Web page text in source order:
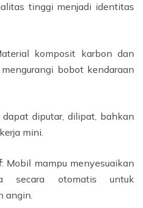
tinggi menjadi identitas
komposit karbon dan
bobot kendaraan
dapat diputar, dilipat, bahkan
mini.
: Mobil mampu menyesuaikan
secara otomatis untuk
angin.